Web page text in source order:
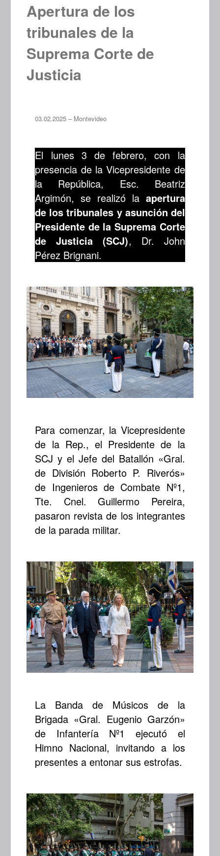
Apertura de los
tribunales de la
Suprema Corte de
Justicia
03.02.2025 – Montevideo
El lunes 3 de febrero, con la
presencia de la Vicepresidente de
la República, Esc. Beatriz
Argimón, se realizó la apertura
de los tribunales y asunción del
Presidente de la Suprema Corte
de Justicia (SCJ), Dr. John
Pérez Brignani.
Para comenzar, la Vicepresidente
de la Rep., el Presidente de la
SCJ y el Jefe del Batallón «Gral.
de División Roberto P. Riverós»
de Ingenieros de Combate Nº1,
Tte. Cnel. Guillermo Pereira,
pasaron revista de los integrantes
de la parada militar.
La Banda de Músicos de la
Brigada «Gral. Eugenio Garzón»
de Infantería Nº1 ejecutó el
Himno Nacional, invitando a los
presentes a entonar sus estrofas.